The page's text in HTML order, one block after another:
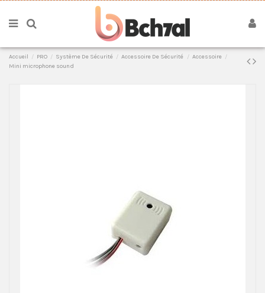
Accueil PRO Système De Sécurité Accessoire De Sécurité
Accessoire
Mini microphone sound